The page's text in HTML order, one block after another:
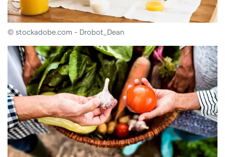
© stockadobe.com - Drobot_Dean